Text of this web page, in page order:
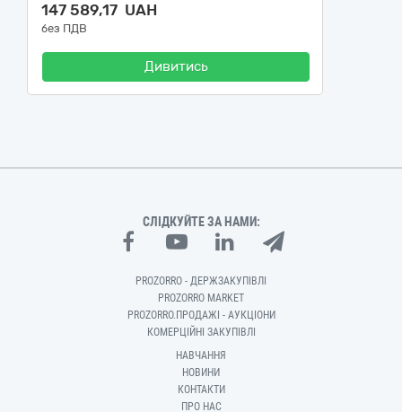
147 589,17 UAH
без ПДВ
Дивитись
СЛІДКУЙТЕ ЗА НАМИ:
PROZORRO - ДЕРЖЗАКУПІВЛІ
PROZORRO MARKET
PROZORRO.ПРОДАЖІ - АУКЦІОНИ
КОМЕРЦІЙНІ ЗАКУПІВЛІ
НАВЧАННЯ
НОВИНИ
КОНТАКТИ
ПРО НАС